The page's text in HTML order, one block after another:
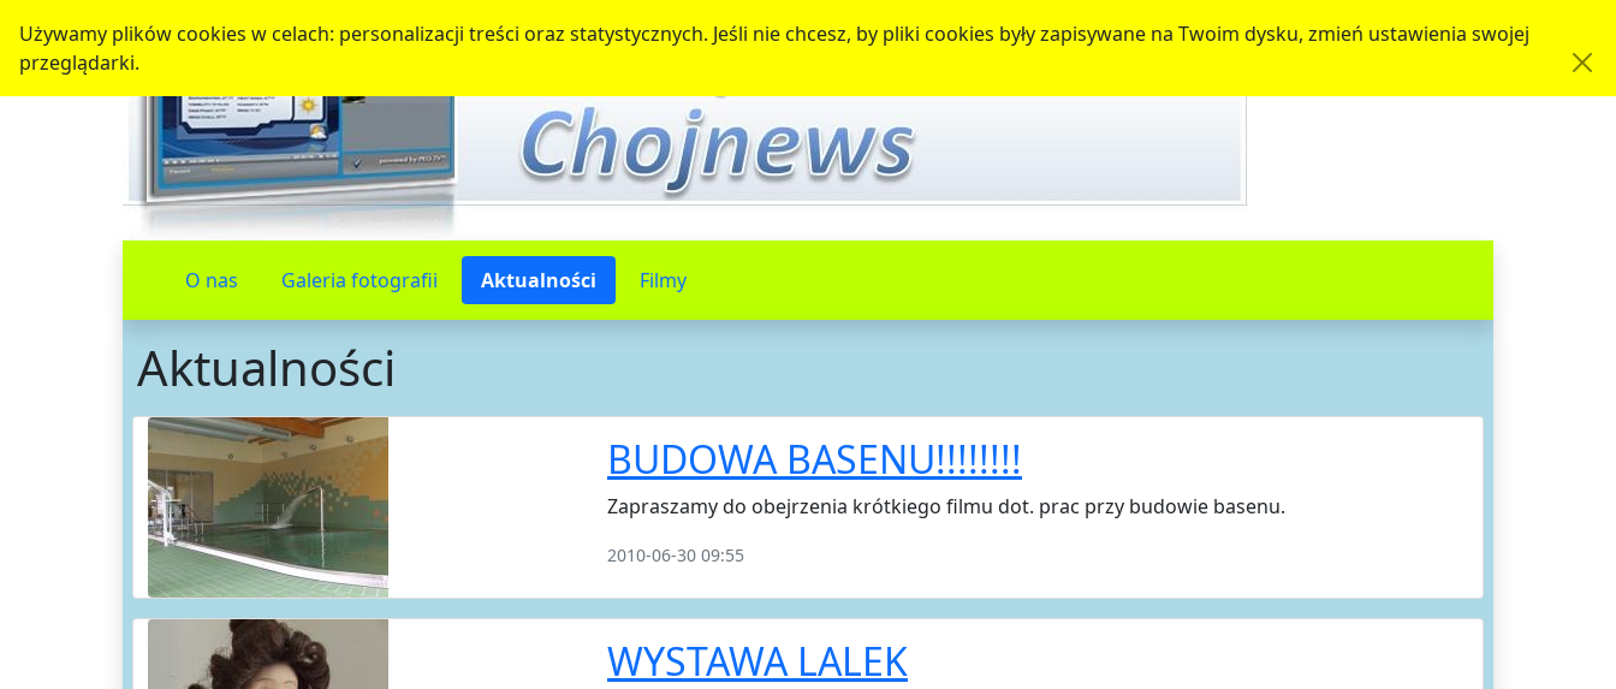
Używamy plików cookies w celach: personalizacji treści oraz statystycznych. Jeśli nie chcesz, by pliki cookies były zapisywane na Twoim dysku, zmień ustawienia swojej
przeglądarki.
O nas Galeria fotografii Aktualności Filmy
Aktualności
BUDOWA BASENU!!!!!!!!
Zapraszamy do obejrzenia krótkiego filmu dot. prac przy budowie basenu.
2010-06-30 09:55
WYSTAWA LALEK